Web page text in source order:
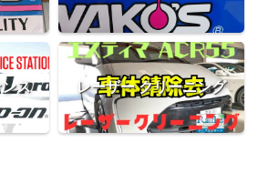
ス レーザー クリーニング